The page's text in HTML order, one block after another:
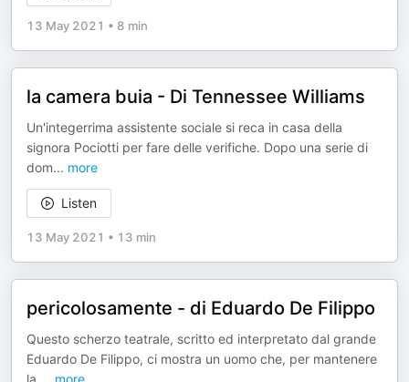
13 May 2021 • 8 min
la camera buia - Di Tennessee Williams
Un'integerrima assistente sociale si reca in casa della
signora Pociotti per fare delle verifiche. Dopo una serie di
dom... more
Listen
13 May 2021 • 13 min
pericolosamente - di Eduardo De Filippo
Questo scherzo teatrale, scritto ed interpretato dal grande
Eduardo De Filippo, ci mostra un uomo che, per mantenere
la
more